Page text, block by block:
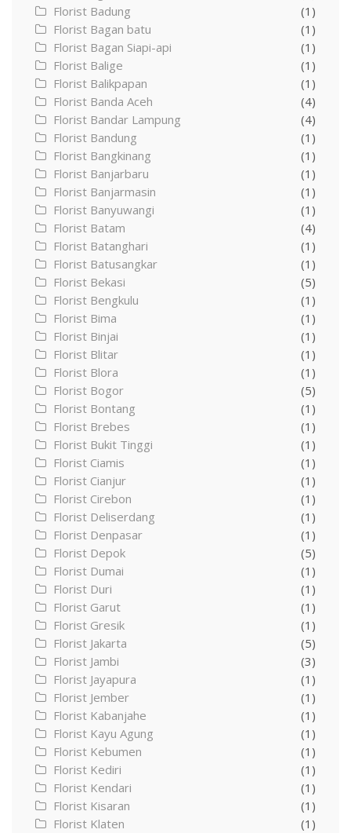
Florist Badung
(1)
Florist Bagan batu
(1)
Florist Bagan Siapi-api
(1)
Florist Balige
(1)
Florist Balikpapan
(1)
Florist Banda Aceh
(4)
Florist Bandar Lampung
(4)
Florist Bandung
(1)
Florist Bangkinang
(1)
Florist Banjarbaru
(1)
Florist Banjarmasin
(1)
Florist Banyuwangi
(1)
Florist Batam
(4)
Florist Batanghari
(1)
Florist Batusangkar
(1)
Florist Bekasi
(5)
Florist Bengkulu
(1)
Florist Bima
(1)
Florist Binjai
(1)
Florist Blitar
(1)
Florist Blora
(1)
Florist Bogor
(5)
Florist Bontang
(1)
Florist Brebes
(1)
Florist Bukit Tinggi
(1)
Florist Ciamis
(1)
Florist Cianjur
(1)
Florist Cirebon
(1)
Florist Deliserdang
(1)
Florist Denpasar
(1)
Florist Depok
(5)
Florist Dumai
(1)
Florist Duri
(1)
Florist Garut
(1)
Florist Gresik
(1)
Florist Jakarta
(5)
Florist Jambi
(3)
Florist Jayapura
(1)
Florist Jember
(1)
Florist Kabanjahe
(1)
Florist Kayu Agung
(1)
Florist Kebumen
(1)
Florist Kediri
(1)
Florist Kendari
(1)
Florist Kisaran
(1)
Florist Klaten
(1)